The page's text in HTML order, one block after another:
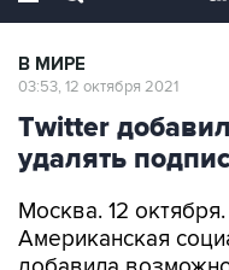
В МИРЕ
03:53, 12 октября 2021
Twitter
удалять
Москва. 12
Американская